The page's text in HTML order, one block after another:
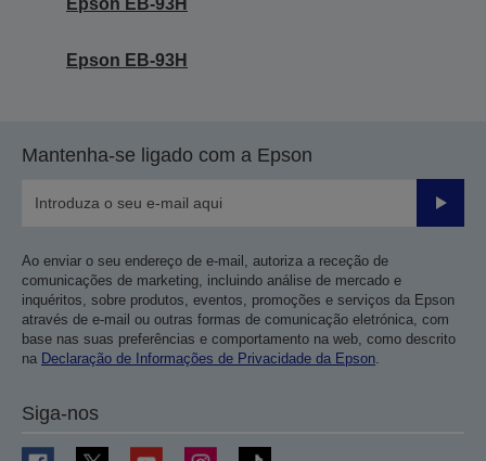
Epson EB-93H
Epson EB-93H
Mantenha-se ligado com a Epson
Enviar
Ao enviar o seu endereço de e-mail, autoriza a receção de
comunicações de marketing, incluindo análise de mercado e
inquéritos, sobre produtos, eventos, promoções e serviços da Epson
através de e-mail ou outras formas de comunicação eletrónica, com
base nas suas preferências e comportamento na web, como descrito
na Declaração de Informações de Privacidade da Epson.
Siga-nos